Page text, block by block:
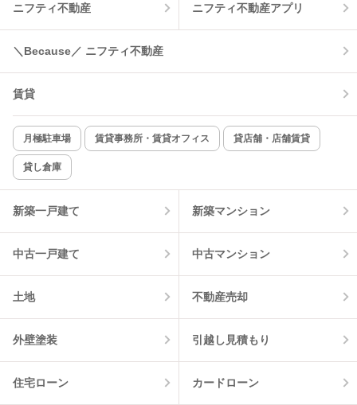
温水洗浄便座 オートロック
コンロ2口以上
新着のみ インターネット無料
該当件数:
6
ニフティ不動産 ニフティ不動産アプリ
＼Because／ ニフティ不動産
賃貸
月極駐車場 賃貸事務所・賃貸オフィス 貸店舗・店舗賃貸
貸し倉庫
新築一戸建て 新築マンション
中古一戸建て 中古マンション
土地 不動産売却
外壁塗装 引越し見積もり
住宅ローン カードローン